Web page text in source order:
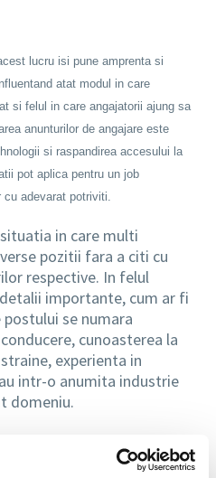
lucru isi pune amprenta si
atat modul in care
si felul in care angajatorii ajung sa
anunturilor de angajare este
si raspandirea accesului la
pot aplica pentru un job
cu adevarat potriviti.
in care multi
pozitii fara a citi cu
respective. In felul
importante, cum ar fi
se numara
cunoasterea la
experienta in
intr-o anumita industrie
domeniu.